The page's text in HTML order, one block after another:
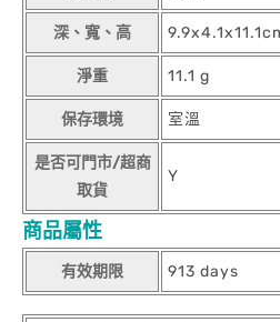
深、寬、高
淨重 11.1 g
保存環境 室溫
是否可門市/超商
取貨
Y
商品屬性
有效期限 913 days